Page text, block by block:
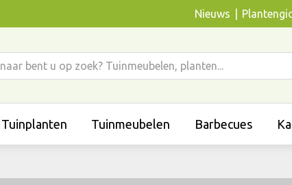
Nieuws
Tuinplanten Tuinmeubelen Barbecues